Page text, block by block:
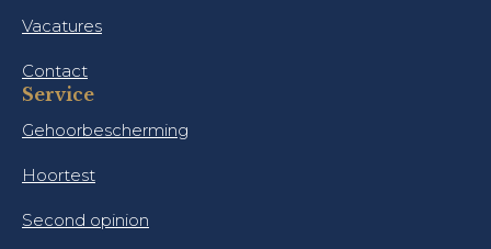
Vacatures
Contact
Service
Gehoorbescherming
Hoortest
Second opinion